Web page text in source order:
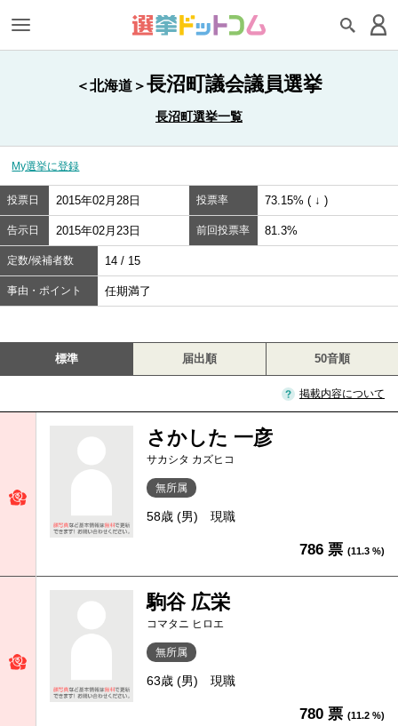
＜北海道＞長沼町議会議員選挙
長沼町選挙一覧
My選挙に登録
投票日 2015年02月28日 投票率 73.15% ( ↓ )
告示日 2015年02月23日 前回投票率 81.3%
定数/候補者数 14 / 15
事由・ポイント 任期満了
標準 届出順 50音順
掲載内容について
さかした 一彦
サカシタ カズヒコ
無所属
58歳 (男) 現職
786 票 (11.3 %)
駒谷 広栄
コマタニ ヒロエ
無所属
63歳 (男) 現職
780 票 (11.2 %)